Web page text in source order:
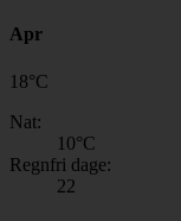
Apr
18°C
Nat:
10°C
Regnfri dage:
22